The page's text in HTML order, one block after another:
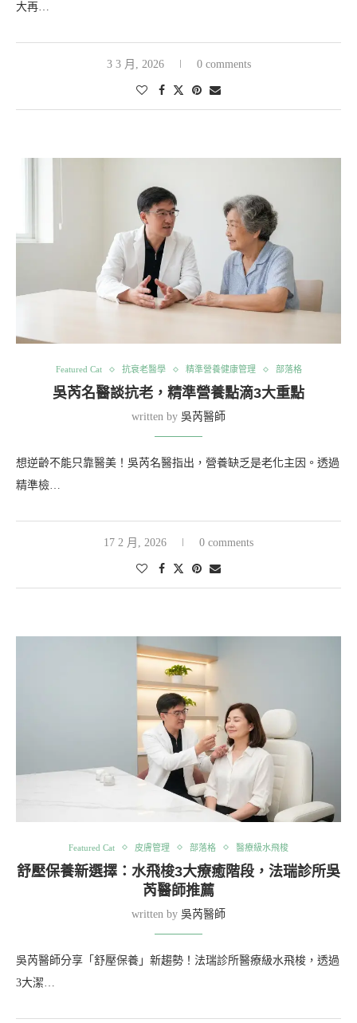
大再…
3 3 月, 2026 0 comments
Featured Cat 抗衰老醫學 精準營養健康管理 部落格
吳芮名醫談抗老，精準營養點滴3大重點
written by 吳芮醫師
想逆齡不能只靠醫美！吳芮名醫指出，營養缺乏是老化主因。透過
精準檢…
17 2 月, 2026 0 comments
Featured Cat 皮膚管理 部落格 醫療級水飛梭
舒壓保養新選擇：水飛梭3大療癒階段，法瑞診所吳
芮醫師推薦
written by 吳芮醫師
吳芮醫師分享「舒壓保養」新趨勢！法瑞診所醫療級水飛梭，透過
3大潔…